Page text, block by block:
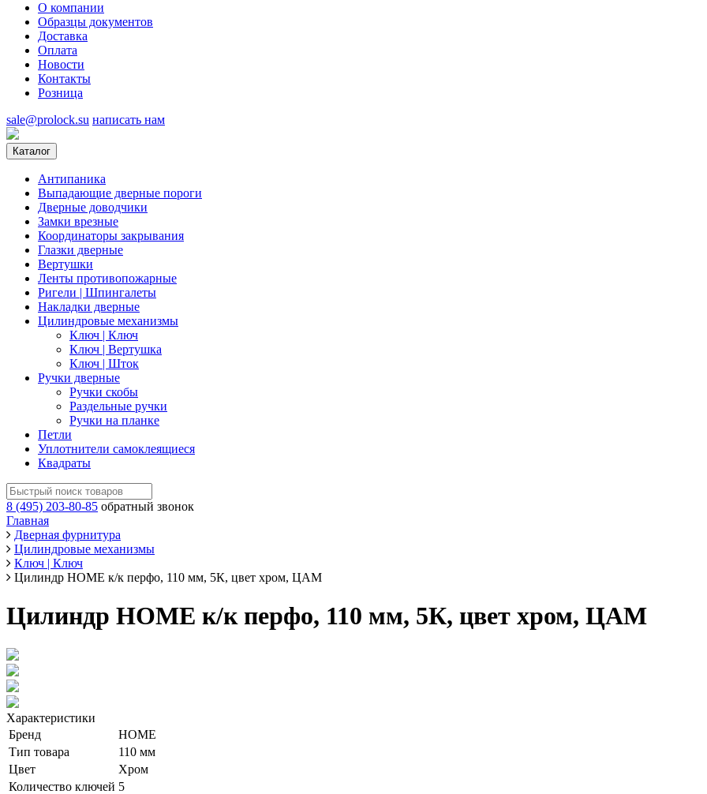
О компании
Образцы документов
Доставка
Оплата
Новости
Контакты
Розница
sale@prolock.su написать нам
Каталог
Антипаника
Выпадающие дверные пороги
Дверные доводчики
Замки врезные
Координаторы закрывания
Глазки дверные
Вертушки
Ленты противопожарные
Ригели | Шпингалеты
Накладки дверные
Цилиндровые механизмы
Ключ | Ключ
Ключ | Вертушка
Ключ | Шток
Ручки дверные
Ручки скобы
Раздельные ручки
Ручки на планке
Петли
Уплотнители самоклеящиеся
Квадраты
8 (495) 203-80-85 обратный звонок
Главная
Дверная фурнитура
Цилиндровые механизмы
Ключ | Ключ
Цилиндр НОМЕ к/к перфо, 110 мм, 5К, цвет хром, ЦАМ
Цилиндр НОМЕ к/к перфо, 110 мм, 5К, цвет хром, ЦАМ
Характеристики
Бренд
HOME
Тип товара
110 мм
Цвет
Хром
Количество ключей 5